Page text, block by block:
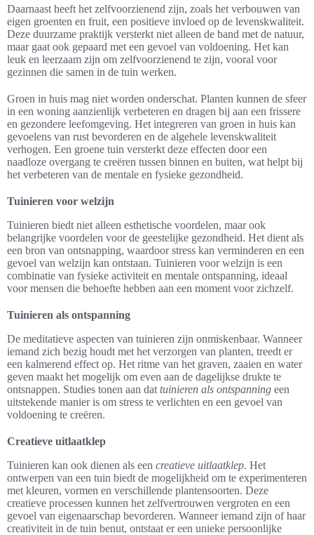
Daarnaast heeft het zelfvoorzienend zijn, zoals het verbouwen van
eigen groenten en fruit, een positieve invloed op de levenskwaliteit.
Deze duurzame praktijk versterkt niet alleen de band met de natuur,
maar gaat ook gepaard met een gevoel van voldoening. Het kan
leuk en leerzaam zijn om zelfvoorzienend te zijn, vooral voor
gezinnen die samen in de tuin werken.
Groen in huis mag niet worden onderschat. Planten kunnen de sfeer
in een woning aanzienlijk verbeteren en dragen bij aan een frissere
en gezondere leefomgeving. Het integreren van groen in huis kan
gevoelens van rust bevorderen en de algehele levenskwaliteit
verhogen. Een groene tuin versterkt deze effecten door een
naadloze overgang te creëren tussen binnen en buiten, wat helpt bij
het verbeteren van de mentale en fysieke gezondheid.
Tuinieren voor welzijn
Tuinieren biedt niet alleen esthetische voordelen, maar ook
belangrijke voordelen voor de geestelijke gezondheid. Het dient als
een bron van ontsnapping, waardoor stress kan verminderen en een
gevoel van welzijn kan ontstaan. Tuinieren voor welzijn is een
combinatie van fysieke activiteit en mentale ontspanning, ideaal
voor mensen die behoefte hebben aan een moment voor zichzelf.
Tuinieren als ontspanning
De meditatieve aspecten van tuinieren zijn onmiskenbaar. Wanneer
iemand zich bezig houdt met het verzorgen van planten, treedt er
een kalmerend effect op. Het ritme van het graven, zaaien en water
geven maakt het mogelijk om even aan de dagelijkse drukte te
ontsnappen. Studies tonen aan dat tuinieren als ontspanning een
uitstekende manier is om stress te verlichten en een gevoel van
voldoening te creëren.
Creatieve uitlaatklep
Tuinieren kan ook dienen als een creatieve uitlaatklep. Het
ontwerpen van een tuin biedt de mogelijkheid om te experimenteren
met kleuren, vormen en verschillende plantensoorten. Deze
creatieve processen kunnen het zelfvertrouwen vergroten en een
gevoel van eigenaarschap bevorderen. Wanneer iemand zijn of haar
creativiteit in de tuin benut, ontstaat er een unieke persoonlijke